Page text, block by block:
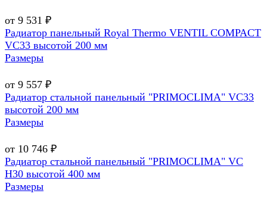
от 9 531 ₽
Радиатор панельный Royal Thermo VENTIL COMPACT
VC33 высотой 200 мм
Размеры
от 9 557 ₽
Радиатор стальной панельный "PRIMOCLIMA" VC33
высотой 200 мм
Размеры
от 10 746 ₽
Радиатор стальной панельный "PRIMOCLIMA" VC
H30 высотой 400 мм
Размеры